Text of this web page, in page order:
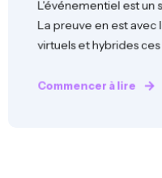
L'événementiel est un
La preuve en est avec
virtuels et hybrides ces
Commencer à lire